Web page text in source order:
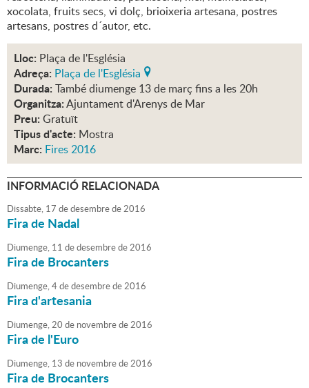
xocolata, fruits secs, vi dolç, brioixeria artesana, postres
artesans, postres d´autor, etc.
Lloc: Plaça de l'Església
Adreça: Plaça de l'Església
Durada: També diumenge 13 de març fins a les 20h
Organitza:Ajuntament d'Arenys de Mar
Preu: Gratuït
Tipus d'acte: Mostra
Marc: Fires 2016
INFORMACIÓ RELACIONADA
Dissabte, 17 dedesembrede2016
Fira de Nadal
Diumenge, 11 dedesembrede2016
Fira de Brocanters
Diumenge,4dedesembrede2016
Fira d'artesania
Diumenge,20 de novembrede2016
Fira de l'Euro
Diumenge, 13 de novembrede2016
Fira de Brocanters